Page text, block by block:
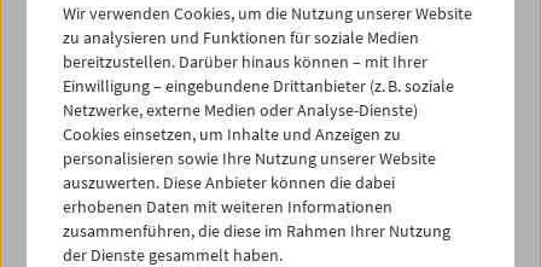
05
06 07 08 09 10 11
iCalender
Programmheft-PDF
English language or subtitles
Wir verwenden Cookies, um die Nutzung unserer Website
zu analysieren und Funktionen für soziale Medien
bereitzustellen. Darüber hinaus können – mit Ihrer
Einwilligung – eingebundene Drittanbieter (z. B. soziale
Netzwerke, externe Medien oder Analyse-Dienste)
Cookies einsetzen, um Inhalte und Anzeigen zu
personalisieren sowie Ihre Nutzung unserer Website
auszuwerten. Diese Anbieter können die dabei
erhobenen Daten mit weiteren Informationen
zusammenführen, die diese im Rahmen Ihrer Nutzung
der Dienste gesammelt haben.